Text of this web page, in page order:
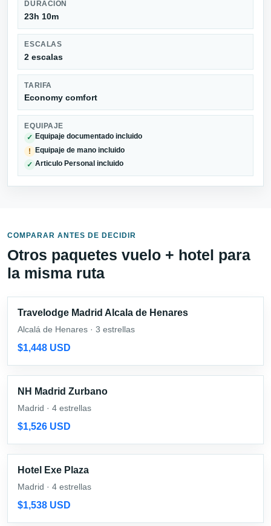
DURACIÓN
23h 10m
ESCALAS
2 escalas
TARIFA
Economy comfort
EQUIPAJE
✓ Equipaje documentado incluido
! Equipaje de mano incluido
✓ Articulo Personal incluido
COMPARAR ANTES DE DECIDIR
Otros paquetes vuelo + hotel para
la misma ruta
Travelodge Madrid Alcala de Henares
Alcalá de Henares · 3 estrellas
$1,448 USD
NH Madrid Zurbano
Madrid · 4 estrellas
$1,526 USD
Hotel Exe Plaza
Madrid · 4 estrellas
$1,538 USD